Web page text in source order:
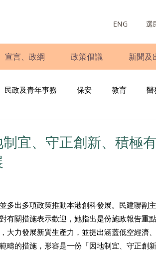
ENG 選
宣言、政綱 政策倡議 新聞及
民政及青年事務 保安 教育 醫
肺炎
宜、守正創新、積極
多出多項政策推動本港創科發展。民建聯副
有關措施表示歡迎，她指出是份施政報告重
大力發展新質生產力，並提出涵蓋低空經濟
疇的措施，形容是一份「因地制宜、守正創